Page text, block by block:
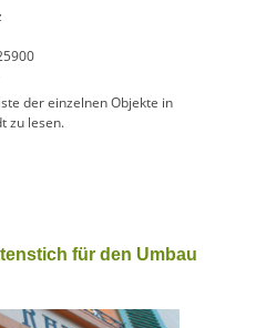
der einzelnen Objekte in
zu lesen.
für den Umbau